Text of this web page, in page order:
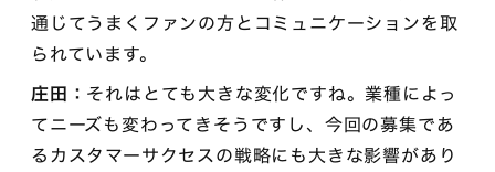
通じてうまくファンの方とコミュニケーションを取
られています。
庄田： それはとても大きな変化ですね。業種によっ
てニーズも変わってきそうですし、今回の募集であ
るカスタマーサクセスの戦略にも大きな影響があり